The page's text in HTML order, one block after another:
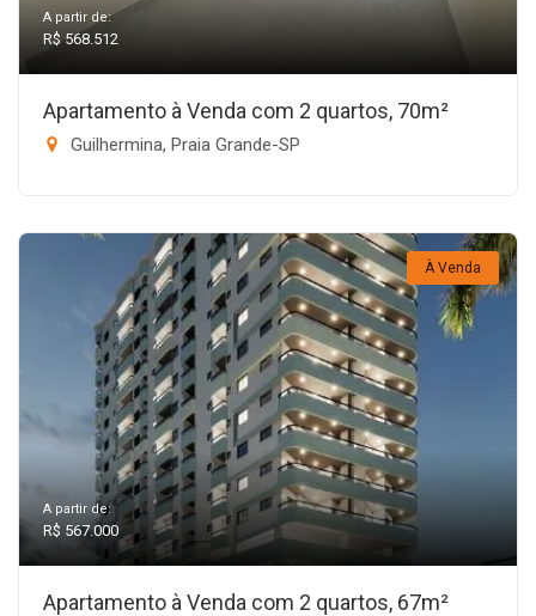
A partir de:
R$ 568.512
Apartamento à Venda com 2 quartos, 70m²
Guilhermina, Praia Grande-SP
À Venda
A partir de:
R$ 567.000
Apartamento à Venda com 2 quartos, 67m²